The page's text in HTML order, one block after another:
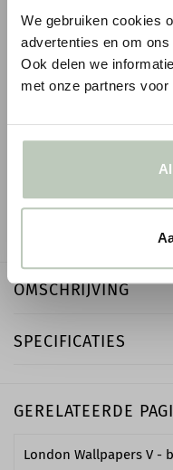
We gebruiken cookies
advertenties en om
Ook delen we
met onze partners
ORAC WANDLIJST PX175
OMSCHRIJVING
SPECIFICATIES
GERELATEERDE
London Wallpapers V -